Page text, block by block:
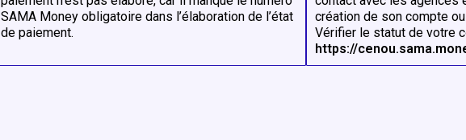
SAMA Money obligatoire dans l’élaboration de l’état
de paiement.
création de son compte
Vérifier le statut de votre
https://